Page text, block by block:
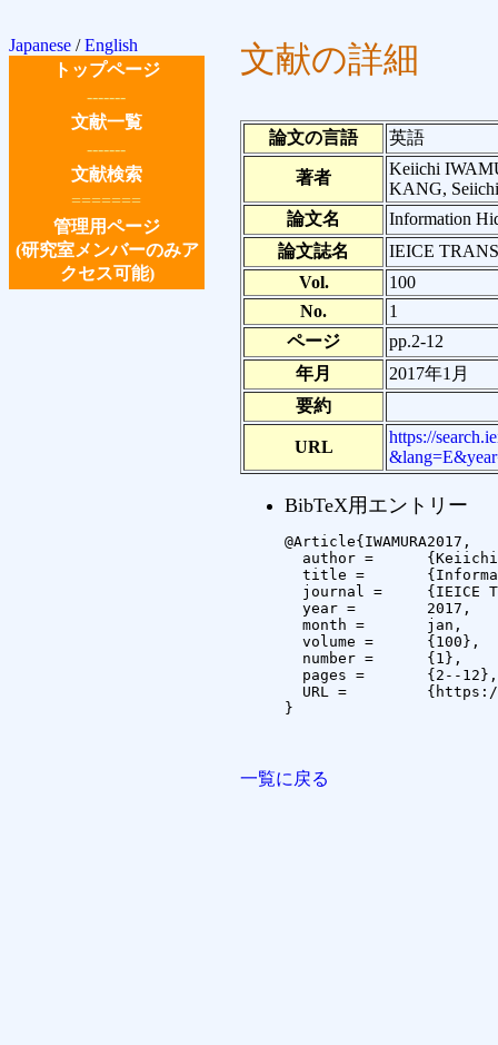
Japanese /English
トップページ
-------
文献一覧
-------
文献検索
=======
管理用ページ
(研究室メンバーのみア
クセス可能)
文献の詳細
論文の言語 英語
著者
Keiichi
KANG,
論文名
Information
論文誌名
IEICE
Vol.
100
No.
1
ページ
pp.2-12
年月
2017年1月
要約
URL
https://
BibTeX用エントリー
@Article{IWAMURA2017,
  author =	{Keiichi IWAMURA and Masaki KAWAMURA and Minoru KURIBAYASHI and Motoi IWATA and Hyunho KANG and Seiichi GOHSHI and Akira NISHIMURA},
  title =	{Information Hiding and Its Criteria for Evaluation},
  journal =	{IEICE TRANS. INF. \& SYST.},
  year =	2017,
  month =	jan,
  volume =	{100},
  number =	{1},
  pages =	{2--12},
  URL =		{https://search.ieice.org/bin/summary.php?id=e100-d_1_2&category=-&lang=E&year=2017&abst=}
}
一覧に戻る